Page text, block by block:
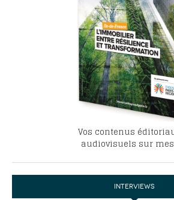
Vos contenus
audiovisuels sur
INTERVIEWS